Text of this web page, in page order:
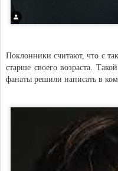
Поклонники считают, что с
старше своего возраста.
фанаты решили написать в